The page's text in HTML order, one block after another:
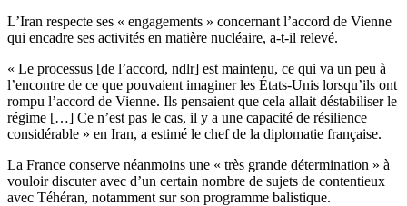
L’Iran respecte ses « engagements » concernant l’accord de Vienne
qui encadre ses activités en matière nucléaire, a-t-il relevé.
« Le processus [de l’accord, ndlr] est maintenu, ce qui va un peu à
l’encontre de ce que pouvaient imaginer les États-Unis lorsqu’ils ont
rompu l’accord de Vienne. Ils pensaient que cela allait déstabiliser le
régime […] Ce n’est pas le cas, il y a une capacité de résilience
considérable » en Iran, a estimé le chef de la diplomatie française.
La France conserve néanmoins une « très grande détermination » à
vouloir discuter avec d’un certain nombre de sujets de contentieux
avec Téhéran, notamment sur son programme balistique.